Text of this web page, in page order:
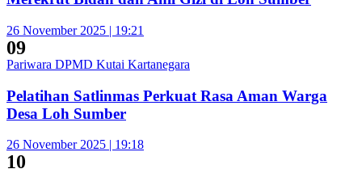
26 November 2025 | 19:21
09
Pariwara DPMD Kutai Kartanegara
Pelatihan Satlinmas Perkuat Rasa Aman Warga
Desa Loh Sumber
26 November 2025 | 19:18
10